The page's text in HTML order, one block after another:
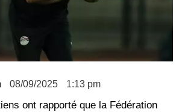
08/09/2025 1:13 pm
ont rapporté que la Fédération